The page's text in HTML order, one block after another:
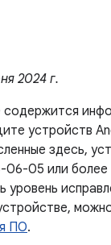
2024 г.
устройств
здесь,
06-05 или
уровень
ПО.